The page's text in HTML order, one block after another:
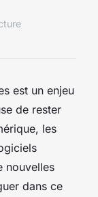
est un enjeu
de rester
les
nouvelles
dans ce